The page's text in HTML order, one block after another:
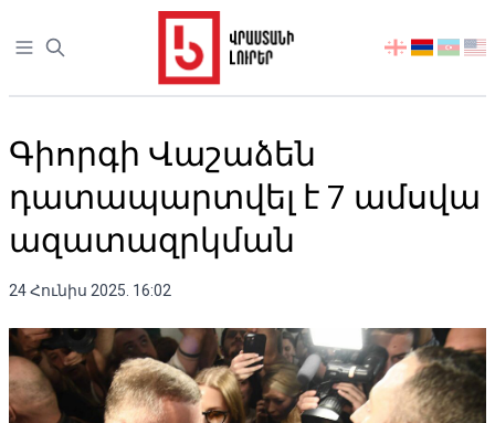
Open sidebar
აირჩიეთ
Գիորգի Վաշաձեն
դատապարտվել է 7 ամսվա
ազատազրկման
24 Հունիս 2025. 16:02